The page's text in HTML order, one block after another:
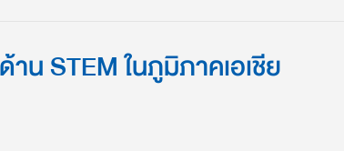
STEM ในภูมิภาคเอเชีย